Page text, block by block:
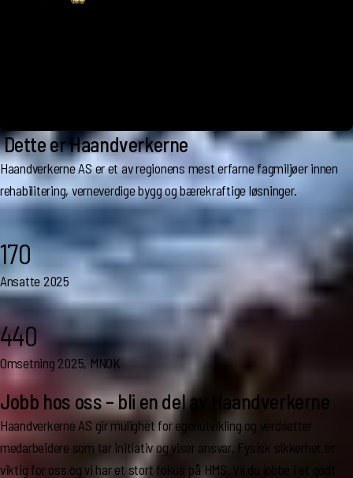
Dette er Haandverkerne
Haandverkerne AS er et av regionens mest erfarne fagmiljøer innen
rehabilitering, verneverdige bygg og bærekraftige løsninger.
170
Ansatte 2025
440
Omsetning 2025, MNOK
Jobb hos oss – bli en del av Haandverkerne
Haandverkerne AS gir mulighet for egenutvikling og verdsetter
medarbeidere som tar initiativ og viser ansvar. Fysisk sikkerhet er
viktig for oss og vi har et stort fokus på HMS. Vil du jobbe i et godt